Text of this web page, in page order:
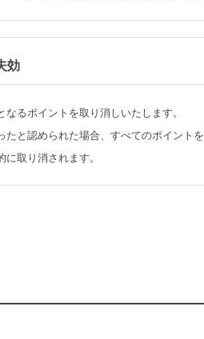
効
るポイントを取り消しいたします。
と認められた場合、すべてのポイントを
取り消されます。